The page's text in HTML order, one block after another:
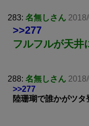
283: 名無しさん
>>277
フルフルが天井
288: 名無しさん
>>277
陸珊瑚で誰かがツ